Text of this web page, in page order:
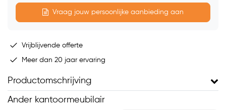
Vraag jouw persoonlijke aanbieding aan
Vrijblijvende offerte
Meer dan 20 jaar ervaring
Productomschrijving
Ander kantoormeubilair